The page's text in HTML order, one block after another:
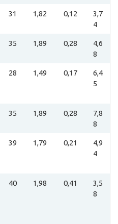
31 1,82 0,12
3,7
4
35 1,89 0,28
4,6
8
28 1,49 0,17
6,4
5
35 1,89 0,28
7,8
8
39 1,79 0,21
4,9
4
40 1,98 0,41
3,5
8